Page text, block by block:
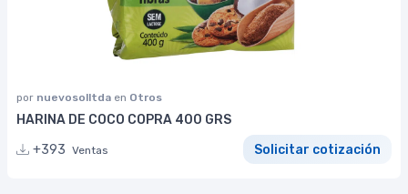
por nuevosolltda en Otros
HARINA DE COCO COPRA 400 GRS
+393 Ventas Solicitar cotización